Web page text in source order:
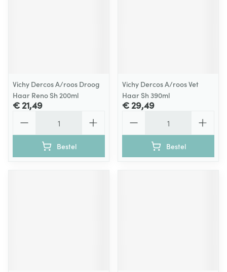
Vichy Dercos A/roos Droog
Haar Reno Sh 200ml
€ 21,49
Bestel
Vichy Dercos A/roos Vet
Haar Sh 390ml
€ 29,49
Bestel